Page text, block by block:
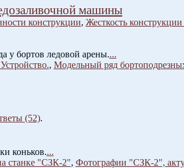
машины
конструкции, Жесткость
у бортов ледовой арены....
, Модельный ряд
(52).
коньков....
станке "СЗК-2", Фотографии "СЗК-2",